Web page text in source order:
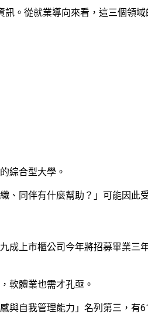
訊。從就業導向來看，這三個領域
綜合型大學。
、同伴有什麼幫助？」可能因此
成上市櫃公司今年將招募畢業三
軟體業也需才孔亟。
與自我管理能力」名列第三，有